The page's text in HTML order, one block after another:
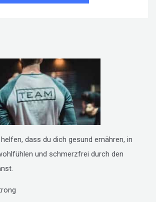
dass du dich gesund ernähren, in
und schmerzfrei durch den